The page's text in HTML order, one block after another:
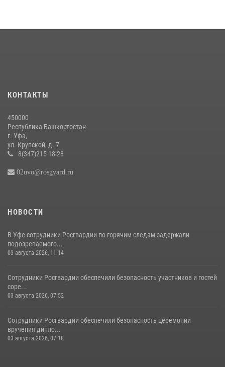
В Уфе сотрудники Росгвардии задержали подозреваемого в
29 июля 2026, 11:52
КОНТАКТЫ
450000
Республика Башкортостан
г. Уфа,
ул. Крупской, д. 7
8(347)215-18-28
02uvo@rosgvard.ru
НОВОСТИ
В Уфе сотрудники Росгвардии по горячим следам задержали
подозреваемого...
03 августа 2026, 11:14
Сотрудники Росгвардии обеспечили безопасность участников и гостей
соре...
03 августа 2026, 07:52
Сотрудники Росгвардии обеспечили безопасность церемонии
вручения дипло...
03 августа 2026, 07:18